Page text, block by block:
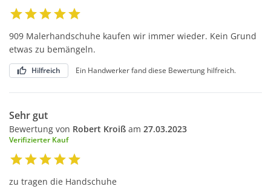
909 Malerhandschuhe kaufen wir immer wieder. Kein Grund
etwas zu bemängeln.
Hilfreich Ein Handwerker fand diese Bewertung hilfreich.
Sehr gut
Bewertung von Robert Kroiß am 27.03.2023
Verifizierter Kauf
zu tragen die Handschuhe